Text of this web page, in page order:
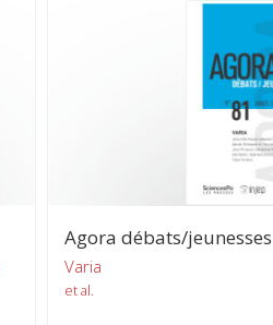
Agora débats/
Varia
et al.